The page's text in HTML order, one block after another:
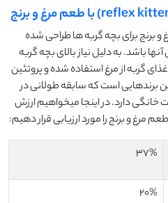
برنج برای بچه گربه ها طراحی شده
باشد. به دلیل نیاز بالای بچه گربه
گربه از مرغ استفاده شده و پروتئین
برندهایی است که سابقه طولانی در
خانگی دارد. در اینجا میخواهیم ارزش
مرغ و برنج را مورد ارزیابی قرار دهیم:
37%
20%